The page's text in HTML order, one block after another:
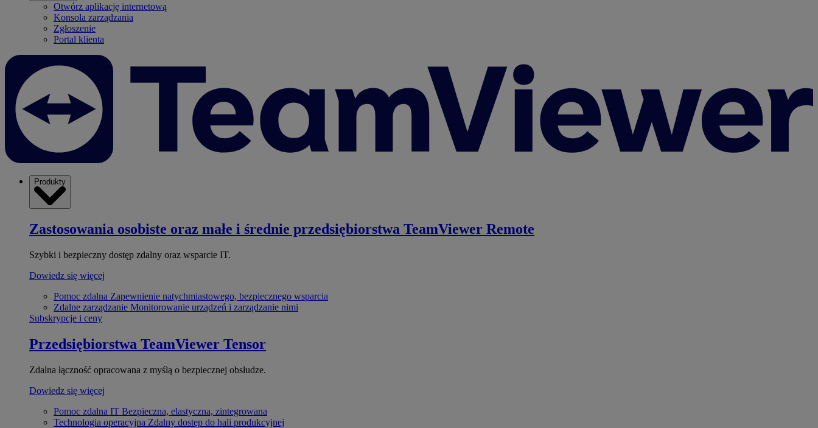
Otwórz aplikację internetową
Konsola zarządzania
Zgłoszenie
Portal klienta
Produkty
Zastosowania osobiste oraz małe i średnie przedsiębiorstwa TeamViewer Remote
Szybki i bezpieczny dostęp zdalny oraz wsparcie IT.
Dowiedz się więcej
Pomoc zdalna Zapewnienie natychmiastowego, bezpiecznego wsparcia
Zdalne zarządzanie Monitorowanie urządzeń i zarządzanie nimi
Subskrypcje i ceny
Przedsiębiorstwa TeamViewer Tensor
Zdalna łączność opracowana z myślą o bezpiecznej obsłudze.
Dowiedz się więcej
Pomoc zdalna IT Bezpieczna, elastyczna, zintegrowana
Technologia operacyjna Zdalny dostęp do hali produkcyjnej